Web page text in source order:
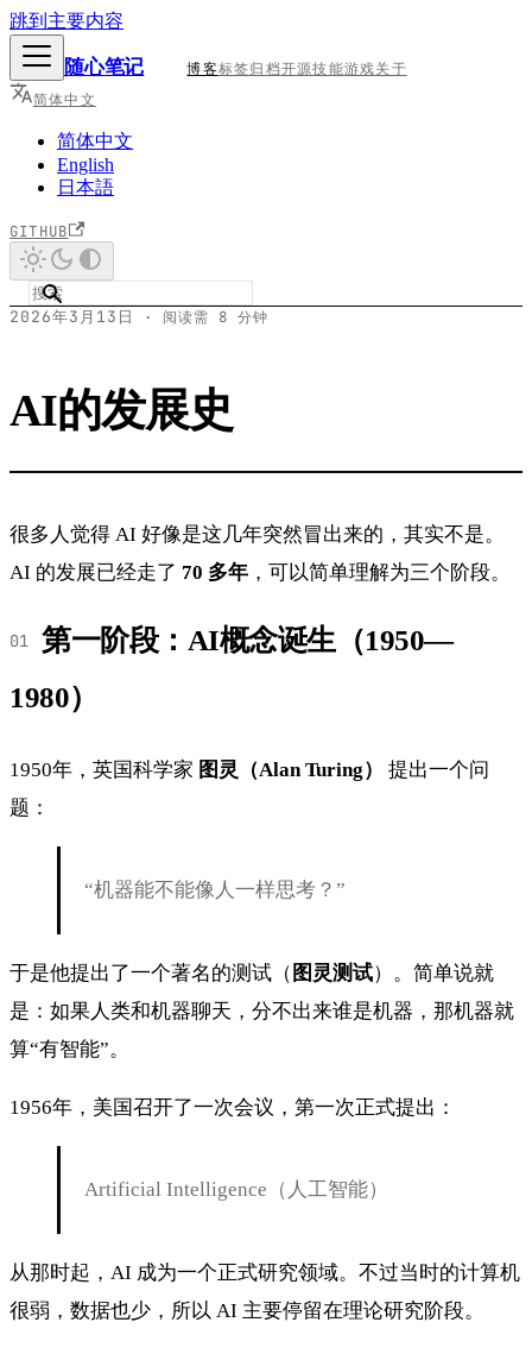
跳到主要内容
随心笔记 博客标签归档开源技能游戏关于
简体中文
简体中文
English
日本語
GITHUB
AI的发展史
2026年3月13日 · 阅读需 8 分钟
很多人觉得 AI 好像是这几年突然冒出来的，其实不是。
AI 的发展已经走了 70 多年 ，可以简单理解为三个阶段。
第一阶段：AI概念诞生（1950—
1980）
1950年，英国科学家 图灵（Alan Turing）
提出一个问
题：
“机器能不能像人一样思考？”
于是他提出了一个著名的测试（ 图灵测试）。简单说就
是：如果人类和机器聊天，分不出来谁是机器，那机器就
算“有智能”。
1956年，美国召开了一次会议，第一次正式提出：
Artificial Intelligence（人工智能）
从那时起，AI 成为一个正式研究领域。不过当时的计算机
很弱，数据也少，所以 AI 主要停留在理论研究阶段。